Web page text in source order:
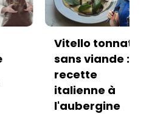
Vitello tonnato
sans viande :
recette
italienne à
l'aubergine